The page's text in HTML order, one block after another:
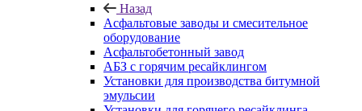
Назад
Асфальтовые заводы и смесительное
оборудование
Асфальтобетонный завод
АБЗ с горячим ресайклингом
Установки для производства битумной
эмульсии